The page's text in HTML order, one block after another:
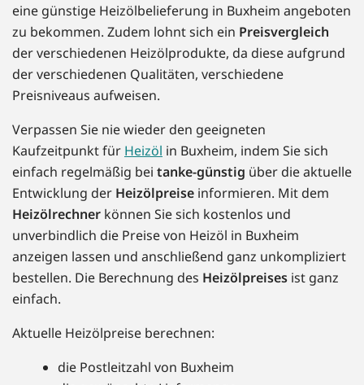
eine günstige Heizölbelieferung in Buxheim angeboten
zu bekommen. Zudem lohnt sich ein Preisvergleich
der verschiedenen Heizölprodukte, da diese aufgrund
der verschiedenen Qualitäten, verschiedene
Preisniveaus aufweisen.
Verpassen Sie nie wieder den geeigneten
Kaufzeitpunkt für Heizöl in Buxheim, indem Sie sich
einfach regelmäßig bei tanke-günstig über die aktuelle
Entwicklung der Heizölpreise informieren. Mit dem
Heizölrechner können Sie sich kostenlos und
unverbindlich die Preise von Heizöl in Buxheim
anzeigen lassen und anschließend ganz unkompliziert
bestellen. Die Berechnung des Heizölpreises ist ganz
einfach.
Aktuelle Heizölpreise berechnen:
die Postleitzahl von Buxheim